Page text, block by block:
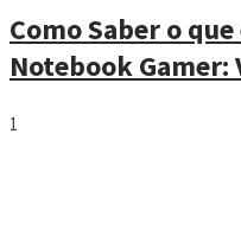
Como Saber o
Notebook Gamer:
1